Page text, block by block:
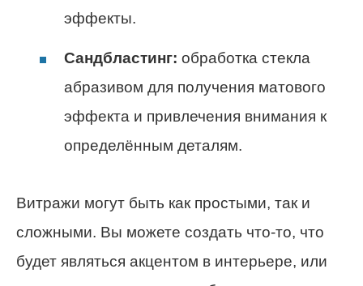
эффекты.
Сандбластинг: обработка стекла
абразивом для получения матового
эффекта и привлечения внимания к
определённым деталям.
Витражи могут быть как простыми, так и
сложными. Вы можете создать что-то, что
будет являться акцентом в интерьере, или